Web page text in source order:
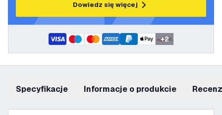
Dowiedz się więcej
+2
Specyfikacje informacje o produkcie